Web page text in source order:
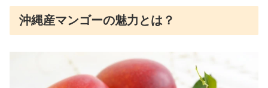
沖縄産マンゴーの魅力とは？